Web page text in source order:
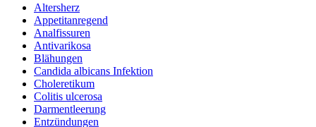
Altersherz
Appetitanregend
Analfissuren
Antivarikosa
Blähungen
Candida albicans Infektion
Choleretikum
Colitis ulcerosa
Darmentleerung
Entzündungen